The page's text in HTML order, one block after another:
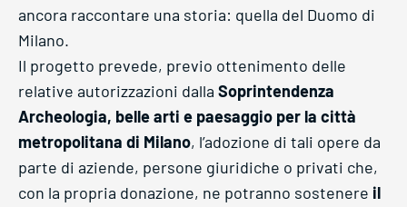
ancora raccontare una storia: quella del Duomo di
Milano.
Il progetto prevede, previo ottenimento delle
relative autorizzazioni dalla Soprintendenza
Archeologia, belle arti e paesaggio per la città
metropolitana di Milano, l’adozione di tali opere da
parte di aziende, persone giuridiche o privati che,
con la propria donazione, ne potranno sostenere il